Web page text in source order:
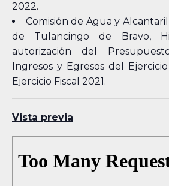
2022.
Comisión de Agua y
de Tulancingo de Bravo,
autorización del
Ingresos y Egresos del
Ejercicio Fiscal 2021.
Vista previa
to